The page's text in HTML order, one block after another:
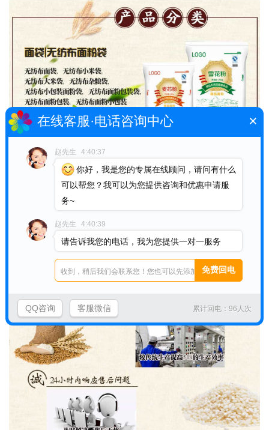
在线客服·电话咨询中心 ×
赵先生 4:40:37
你好，我是您的专属在线顾问，请问有什么
可以帮您？我可以为您提供咨询和优惠申请服
务~
赵先生 4:40:39
请告诉我您的电话，我为您提供一对一服务
累计回电：96人次
QQ咨询 客服微信